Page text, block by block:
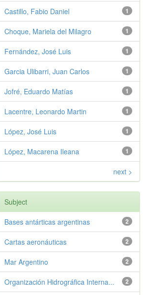
1
Castillo, Fabio Daniel
1
Choque, Mariela del Milagro
1
Fernández, José Luis
1
Garcia Ulibarri, Juan Carlos
1
Jofré, Eduardo Matías
1
Lacentre, Leonardo Martin
1
López, José Luis
1
López, Macarena Ileana
next >
Subject
2
Bases antárticas argentinas
2
Cartas aeronáuticas
2
Mar Argentino
2
Organización Hidrográfica Interna...